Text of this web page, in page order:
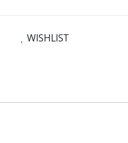
WISHLIST